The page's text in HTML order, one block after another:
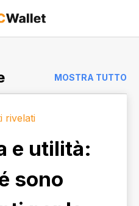
MOSTRA TUTTO
rivelati
e utilità:
sono